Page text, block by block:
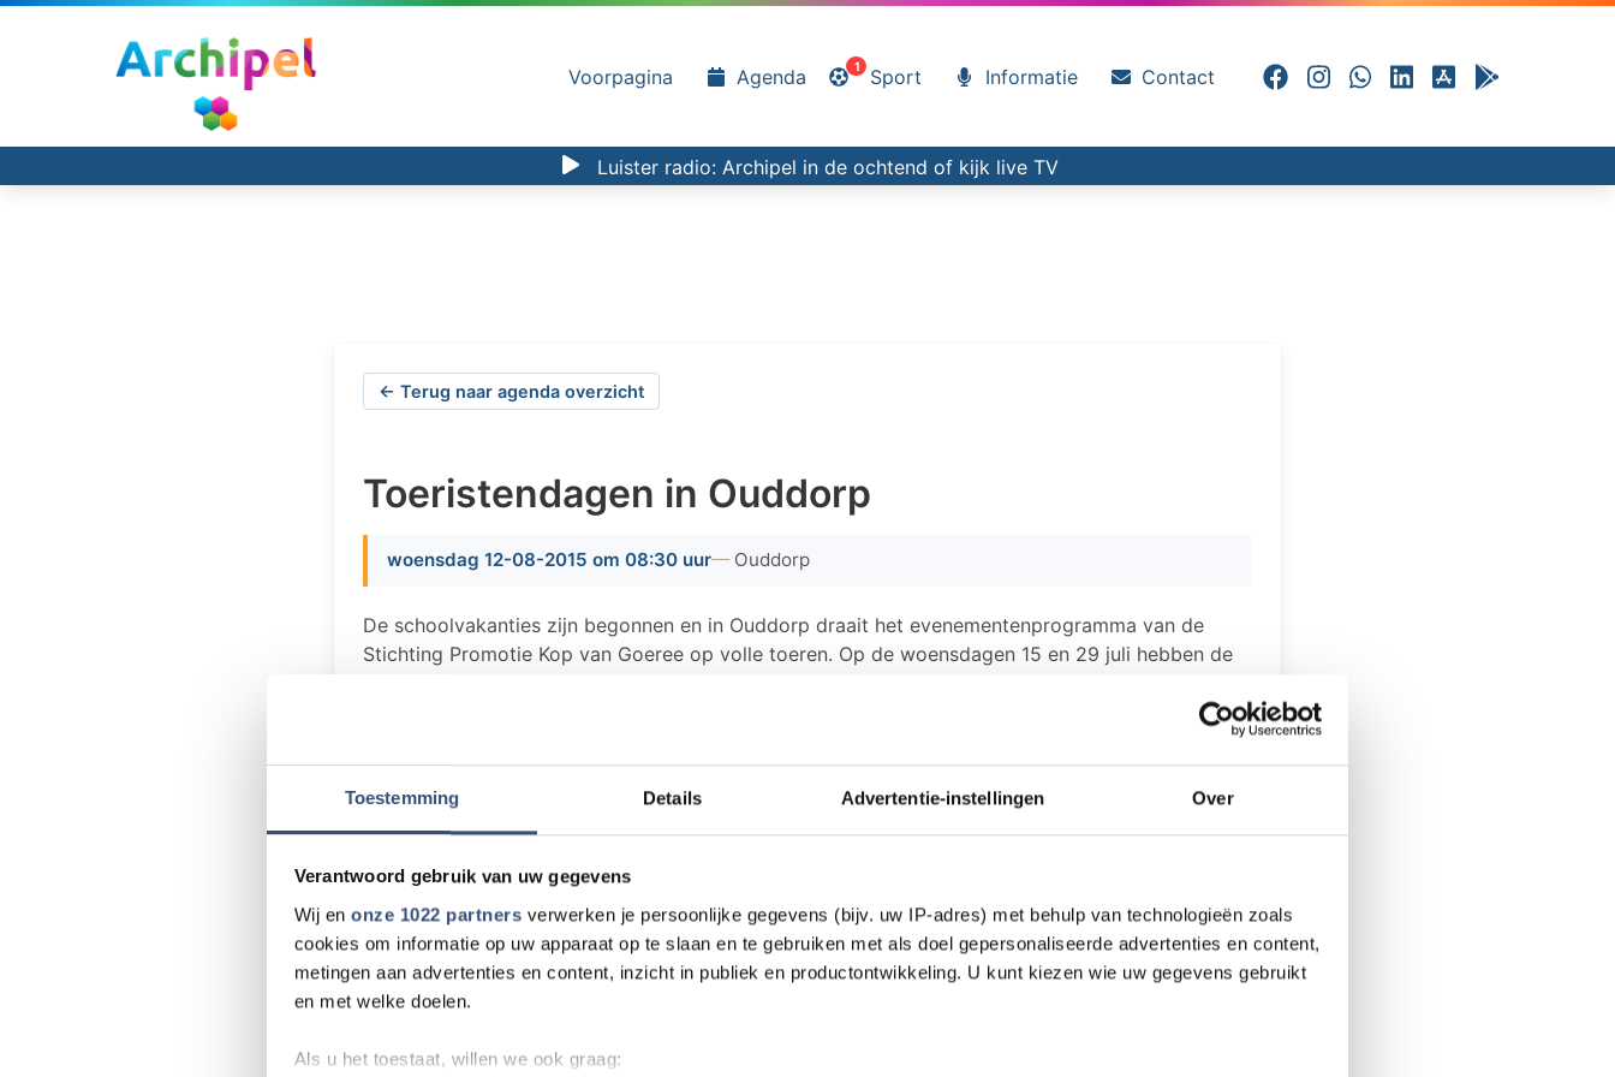
Toestemming Details Advertentie-instellingen Over
Verantwoord gebruik van uw gegevens
Wij en onze 1022 partners verwerken je persoonlijke gegevens (bijv. uw IP-adres) met behulp van technologieën zoals
cookies om informatie op uw apparaat op te slaan en te gebruiken met als doel gepersonaliseerde advertenties en content,
metingen aan advertenties en content, inzicht in publiek en productontwikkeling. U kunt kiezen wie uw gegevens gebruikt
en met welke doelen.
Als u het toestaat, willen we ook graag:
Voorpagina Agenda 1 Sport Informatie Contact
Luister radio: Archipel in de ochtend of kijk live TV
← Terug naar agenda overzicht
Toeristendagen in Ouddorp
woensdag 12-08-2015 om 08:30 uur Ouddorp
De schoolvakanties zijn begonnen en in Ouddorp draait het evenementenprogramma van de
Stichting Promotie Kop van Goeree op volle toeren. Op de woensdagen 15 en 29 juli hebben de
Parkeren
Tijdens de Toeristendagen kan er ook worden geparkeerd op het parkeerterrein van Voetbalver.
vanaf de reguliere bushaltes aan de Vrijheidsweg naar het marktterrein (centrum) en tegelijkertijd
een mooie rondrit met een historische RTM-bus (nr.38 Leyland-Verheul uit 1966) wordt
aangeboden à € 1,- per persoon.
Meer nieuws van Goeree-Overflakkee: